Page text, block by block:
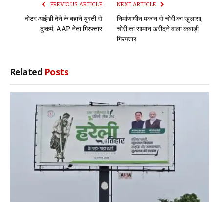
PREVIOUS ARTICLE
वोटर आईडी देने के बहाने युवती से
दुष्कर्म, AAP नेता गिरफ्तार
NEXT ARTICLE
निर्माणाधीन मकान से चोरी का खुलासा,
चोरी का सामान खरीदने वाला कबाड़ी
गिरफ्तार
Related Posts